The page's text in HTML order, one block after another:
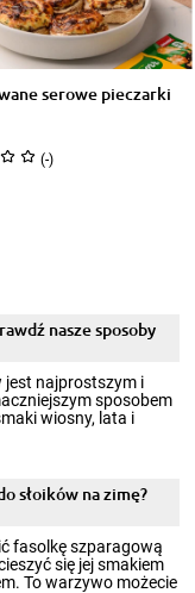
serowe pieczarki
(-)
nasze sposoby
jest najprostszym i
sposobem
wiosny, lata i
nimi oko w sezonie
cieplejszych
słoików ze
zachować świeżość
słoików na zimę?
fasolkę szparagową
się jej smakiem
To warzywo możecie